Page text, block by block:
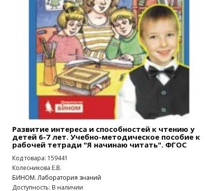
Развитие интереса и способностей к чтению у
детей 6-7 лет. Учебно-методическое пособие к
рабочей тетради "Я начинаю читать". ФГОС
Код товара: 159441
Колесникова Е.В.
БИНОМ. Лаборатория знаний
Доступность: В наличии